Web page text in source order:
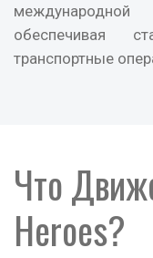
международной
обеспечивая
транспортные
Что
Heroes?